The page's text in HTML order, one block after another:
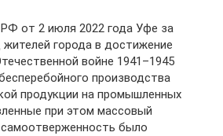
от 2 июля 2022 года Уфе за
жителей города в достижение
войне 1941–1945
производства
продукции на промышленных
при этом массовый
было